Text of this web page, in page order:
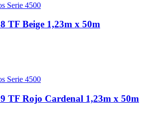
Serie 4500
TF Beige 1,23m x 50m
Serie 4500
TF Rojo Cardenal 1,23m x 50m